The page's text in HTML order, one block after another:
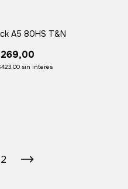
A5 80HS T&N
sin interés
2